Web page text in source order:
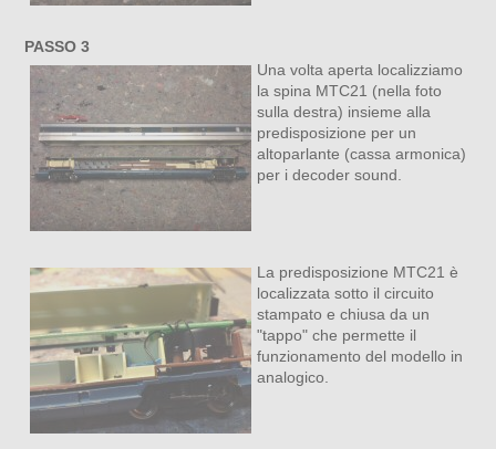
PASSO 3
Una volta aperta localizziamo
la spina MTC21 (nella foto
sulla destra) insieme alla
predisposizione per un
altoparlante (cassa armonica)
per i decoder sound.
La predisposizione MTC21 è
localizzata sotto il circuito
stampato e chiusa da un
"tappo" che permette il
funzionamento del modello in
analogico.